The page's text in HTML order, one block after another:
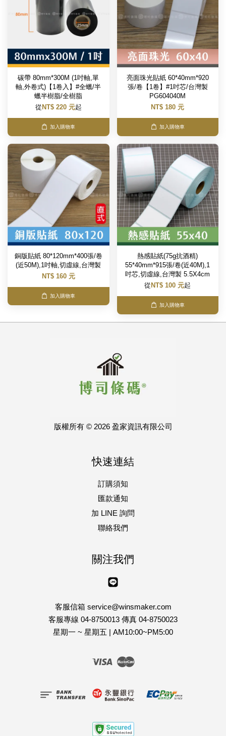
碳帶 80mm*300M (1吋軸,單
軸,外卷式)【1卷入】#全蠟/半
蠟半樹脂/全樹脂
從 NT$ 220 元起
加入購物車
亮面珠光貼紙 60*40mm*920
張/卷【1卷】#1吋芯/台灣製
PG604040M
NT$ 180 元
加入購物車
銅版貼紙 80*120mm*400張/卷
(近50M),1吋軸,切虛線,台灣製
NT$ 160 元
加入購物車
熱感貼紙(75g抗酒精)
55*40mm*915張/卷(近40M),1
吋芯,切虛線,台灣製 5.5X4cm
從 NT$ 100 元起
加入購物車
版權所有 © 2026 盈家資訊有限公司
快速連結
訂購須知
匯款通知
加 LINE 詢問
聯絡我們
關注我們
客服信箱 service@winsmaker.com
客服專線 04-8750013 傳真 04-8750023
星期一 ~ 星期五 | AM10:00~PM5:00
Visa Master